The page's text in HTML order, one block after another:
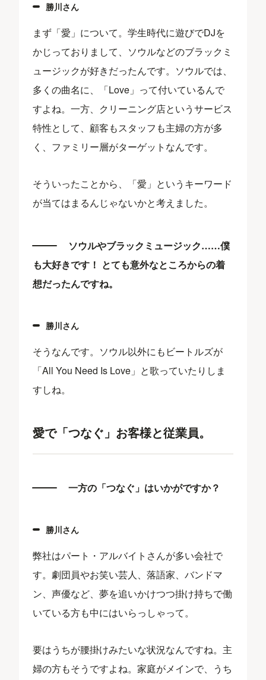
勝川さん
まず「愛」について。学生時代に遊びでDJを
かじっておりまして、ソウルなどのブラックミ
ュージックが好きだったんです。ソウルでは、
多くの曲名に、「Love」って付いているんで
すよね。一方、クリーニング店というサービス
特性として、顧客もスタッフも主婦の方が多
く、ファミリー層がターゲットなんです。
そういったことから、「愛」というキーワード
が当てはまるんじゃないかと考えました。
ソウルやブラックミュージック……僕
も大好きです！ とても意外なところからの着
想だったんですね。
​勝川さん
そうなんです。ソウル以外にもビートルズが
「All You Need Is Love」と歌っていたりしま
すしね。
愛で「つなぐ」お客様と従業員。
一方の「つなぐ」はいかがですか？
勝川さん
弊社はパート・アルバイトさんが多い会社で
す。劇団員やお笑い芸人、落語家、バンドマ
ン、声優など、夢を追いかけつつ掛け持ちで働
いている方も中にはいらっしゃって。
要はうちが腰掛けみたいな状況なんですね。主
婦の方もそうですよね。家庭がメインで、うち